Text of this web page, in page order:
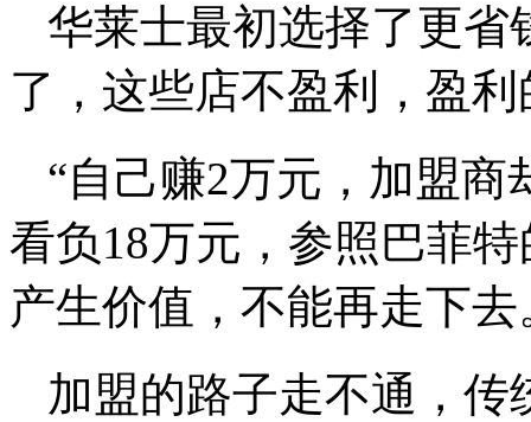
华莱士最初选择了更省
了，这些店不盈利，盈
“自己赚2万元，加盟
看负18万元，参照巴菲
产生价值，不能再走下去
加盟的路子走不通，